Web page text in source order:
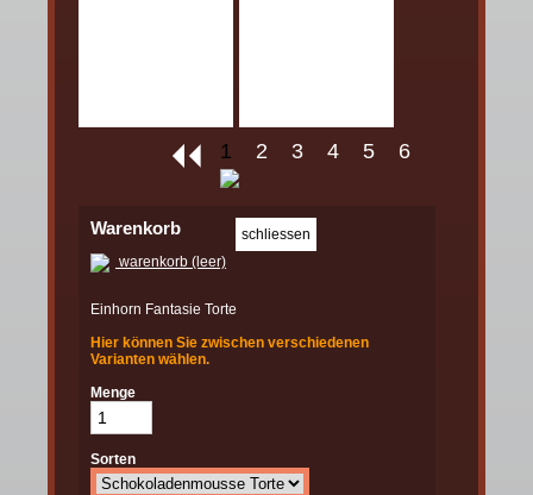
1 2 3 4 5 6
Warenkorb
warenkorb (leer)
Einhorn Fantasie Torte
Hier können Sie zwischen verschiedenen
Varianten wählen.
Menge
Sorten